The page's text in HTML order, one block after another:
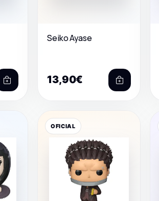
Seiko Ayase
13,90€
OFICIAL